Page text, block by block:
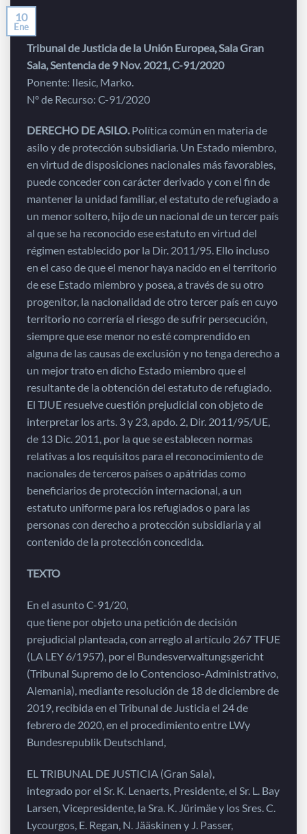
10
Ene
Tribunal de Justicia de la Unión Europea, Sala Gran
Sala, Sentencia de 9 Nov. 2021, C-91/2020
Ponente: Ilesic, Marko.
Nº de Recurso: C-91/2020
DERECHO DE ASILO.Política común en materia de
asilo y de protección subsidiaria. Un Estado miembro,
en virtud de disposiciones nacionales más favorables,
puede conceder con carácter derivado y con el fin de
mantener la unidad familiar, el estatuto de refugiado a
un menor soltero, hijo de un nacional de un tercer país
al que se ha reconocido ese estatuto en virtud del
régimen establecido por la Dir. 2011/95. Ello incluso
en el caso de que el menor haya nacido en el territorio
de ese Estado miembro y posea, a través de su otro
progenitor, la nacionalidad de otro tercer país en cuyo
territorio no correría el riesgo de sufrir persecución,
siempre que ese menor no esté comprendido en
alguna de las causas de exclusión y no tenga derecho a
un mejor trato en dicho Estado miembro que el
resultante de la obtención del estatuto de refugiado.
El TJUE resuelve cuestión prejudicial con objeto de
interpretar los arts. 3 y 23, apdo. 2, Dir. 2011/95/UE,
de 13 Dic. 2011, por la que se establecen normas
relativas a los requisitos para el reconocimiento de
nacionales de terceros países o apátridas como
beneficiarios de protección internacional, a un
estatuto uniforme para los refugiados o para las
personas con derecho a protección subsidiaria y al
contenido de la protección concedida.
TEXTO
En el asunto C-91/20,
que tiene por objeto una petición de decisión
prejudicial planteada, con arreglo al artículo 267 TFUE
(LA LEY 6/1957), por el Bundesverwaltungsgericht
(Tribunal Supremo de lo Contencioso-Administrativo,
Alemania), mediante resolución de 18 de diciembre de
2019, recibida en el Tribunal de Justicia el 24 de
febrero de 2020, en el procedimiento entre LWy
Bundesrepublik Deutschland,
EL TRIBUNAL DE JUSTICIA (Gran Sala),
integrado por el Sr. K. Lenaerts, Presidente, el Sr. L. Bay
Larsen, Vicepresidente, la Sra. K. Jürimäe y los Sres. C.
Lycourgos, E. Regan, N. Jääskinen y J. Passer,